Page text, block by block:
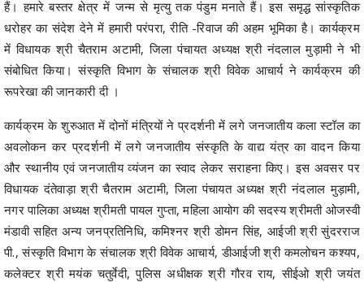
हैं। हमारे बस्तर क्षेत्र में जन्म से मृत्यु तक पंडुम मनाते हैं। इस समृद्ध सांस्कृतिक
धरोहर का संदेश देने में हमारी परंपरा, रीति -रिवाज की अहम भूमिका है। कार्यक्रम
में विधायक श्री चैतराम अटामी, जिला पंचायत अध्यक्ष श्री नंदलाल मुड़ामी ने भी
संबोधित किया। संस्कृति विभाग के संचालक श्री विवेक आचार्य ने कार्यक्रम की
रूपरेखा की जानकारी दी ।
कार्यक्रम के शुरुआत में दोनों मंत्रियों ने प्रदर्शनी में लगे जनजातीय कला स्टॉल का
अवलोकन कर प्रदर्शनी में लगे जनजातीय संस्कृति के वाद्य यंत्र का वादन किया
और स्थानीय एवं जनजातीय व्यंजन का स्वाद लेकर सराहना किए। इस अवसर पर
विधायक दंतेवाड़ा श्री चैतराम अटामी, जिला पंचायत अध्यक्ष श्री नंदलाल मुड़ामी,
नगर पालिका अध्यक्ष श्रीमती पायल गुप्ता, महिला आयोग की सदस्य श्रीमती ओजस्वी
मंडावी सहित अन्य जनप्रतिनिधि, कमिश्नर श्री डोमन सिंह, आईजी श्री सुंदरराज
पी., संस्कृति विभाग के संचालक श्री विवेक आचार्य, डीआईजी श्री कमलोचन कश्यप,
कलेक्टर श्री मयंक चतुर्वेदी, पुलिस अधीक्षक श्री गौरव राय, सीईओ श्री जयंत